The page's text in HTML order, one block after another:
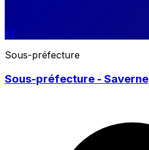
67
Sous-préfecture
Sous-préfecture - Saverne